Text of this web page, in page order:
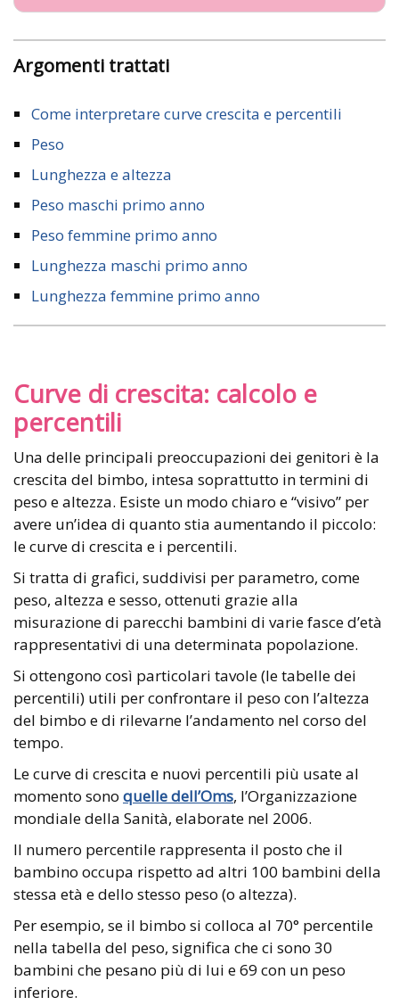
Argomenti trattati
Come interpretare curve crescita e percentili
Peso
Lunghezza e altezza
Peso maschi primo anno
Peso femmine primo anno
Lunghezza maschi primo anno
Lunghezza femmine primo anno
Curve di crescita: calcolo e
percentili
Una delle principali preoccupazioni dei genitori è la
crescita del bimbo, intesa soprattutto in termini di
peso e altezza. Esiste un modo chiaro e “visivo” per
avere un’idea di quanto stia aumentando il piccolo:
le curve di crescita e i percentili.
Si tratta di grafici, suddivisi per parametro, come
peso, altezza e sesso, ottenuti grazie alla
misurazione di parecchi bambini di varie fasce d’età
rappresentativi di una determinata popolazione.
Si ottengono così particolari tavole (le tabelle dei
percentili) utili per confrontare il peso con l’altezza
del bimbo e di rilevarne l’andamento nel corso del
tempo.
Le curve di crescita e nuovi percentili più usate al
momento sono quelle dell’Oms, l’Organizzazione
mondiale della Sanità, elaborate nel 2006.
Il numero percentile rappresenta il posto che il
bambino occupa rispetto ad altri 100 bambini della
stessa età e dello stesso peso (o altezza).
Per esempio, se il bimbo si colloca al 70° percentile
nella tabella del peso, significa che ci sono 30
bambini che pesano più di lui e 69 con un peso
inferiore.